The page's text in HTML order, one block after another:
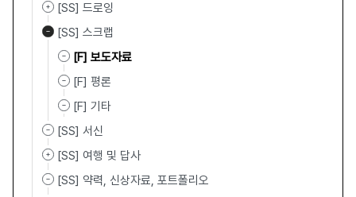
[SS] 드로잉
[SS] 스크랩
[F] 보도자료
[F] 평론
[F] 기타
[SS] 서신
[SS] 여행 및 답사
[SS] 약력, 신상자료, 포트폴리오